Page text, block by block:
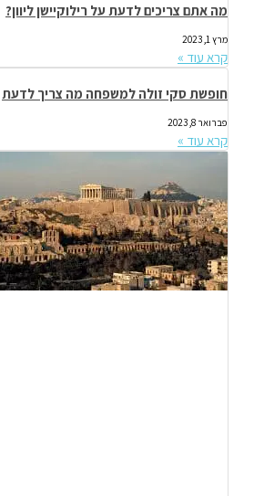
מה אתם צריכים לדעת על רילוקיישן ליוון?
מרץ 1, 2023
קרא עוד »
חופשת סקי זולה למשפחה מה צריך לדעת
פברואר 8, 2023
קרא עוד »